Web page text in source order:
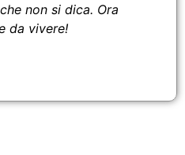
non si dica. Ora
da vivere!